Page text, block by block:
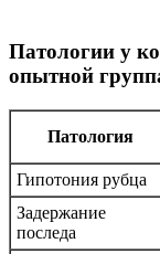
Патологии у
опытной
Патология
Гипотония рубца
Задержание
последа